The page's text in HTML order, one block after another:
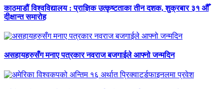
काठमाडौं विश्वविद्यालय : प्राज्ञिक उत्कृष्टताका तीन दशक, शुक्रबार ३१ औँ
दीक्षान्त समारोह
असहायहरुसँग मनाए पत्रकार नवराज बजगाईले आफ्नो जन्मदिन